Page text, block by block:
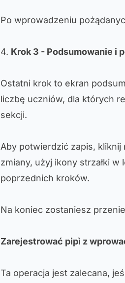
Po wprowadzeniu
4. Krok 3 - Podsumowanie i
Ostatni krok to ekran
liczbę uczniów, dla których
sekcji.
Aby potwierdzić zapis, kliknij
zmiany, użyj ikony strzałki
poprzednich kroków.
Na koniec zostaniesz
Zarejestrować pipì z
Ta operacja jest zalecana,